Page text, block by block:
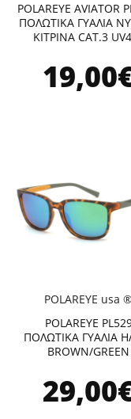
POLAREYE AVIATOR
ΠΟΛΩΤΙΚΑ ΓΥΑΛΙΑ
ΚΙΤΡΙΝΑ CAT.3
POLAREYE usa ®
POLAREYE
ΠΟΛΩΤΙΚΑ ΓΥΑΛΙΑ
BROWN/GREEN